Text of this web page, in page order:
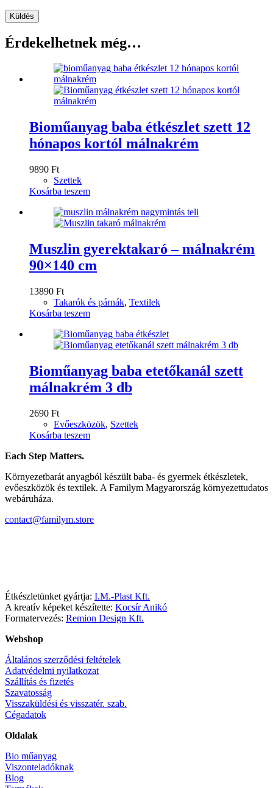
Küldés
Érdekelhetnek még…
Bioműanyag baba étkészlet szett 12
hónapos kortól málnakrém
9890 Ft
Szettek
Kosárba teszem
Muszlin gyerektakaró – málnakrém
90×140 cm
13890 Ft
Takarók és párnák, Textilek
Kosárba teszem
Bioműanyag baba etetőkanál szett
málnakrém 3 db
2690 Ft
Evőeszközök, Szettek
Kosárba teszem
Each Step Matters.
Környezetbarát anyagból készült baba- és gyermek étkészletek,
evőeszközök és textilek. A Familym Magyarország környezettudatos
webáruháza.
contact@familym.store
Étkészletünket gyártja: I.M.-Plast Kft.
A kreatív képeket készítette: Kocsír Anikó
Formatervezés: Remion Design Kft.
Webshop
Általános szerződési feltételek
Adatvédelmi nyilatkozat
Szállítás és fizetés
Szavatosság
Visszaküldési és visszatér. szab.
Cégadatok
Oldalak
Bio műanyag
Viszonteladóknak
Blog